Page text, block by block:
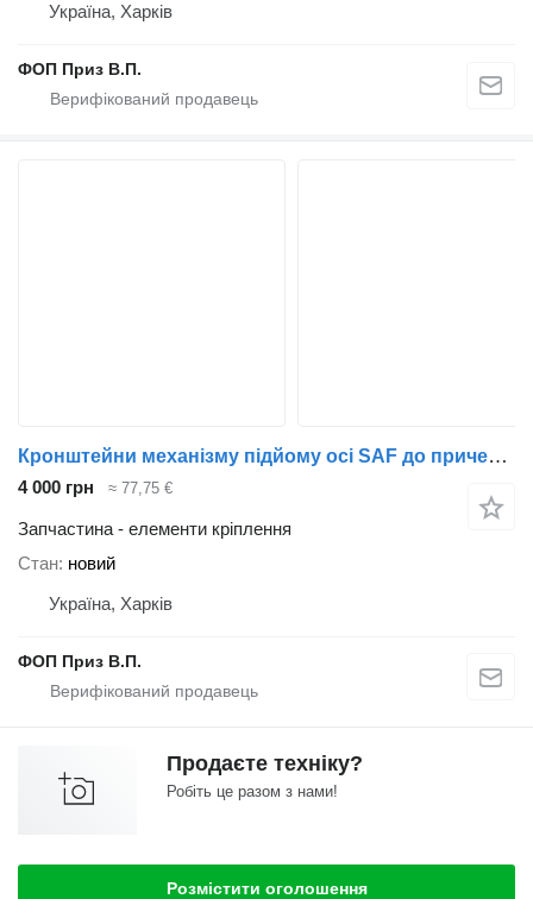
Україна, Харків
ФОП Приз В.П.
Кронштейни механізму підйому осі SAF до причепа Schmitz Cargobull
4 000 грн ≈ 77,75 €
Запчастина - елементи кріплення
Стан новий
Україна, Харків
ФОП Приз В.П.
Продаєте техніку?
Робіть це разом з нами!
Розмістити оголошення